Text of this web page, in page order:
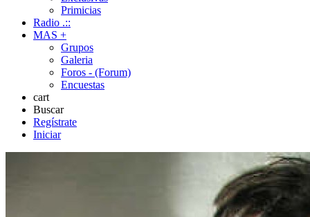
Primicias
Radio .::
MAS +
Grupos
Galeria
Foros - (Forum)
Encuestas
cart
Buscar
Regístrate
Iniciar